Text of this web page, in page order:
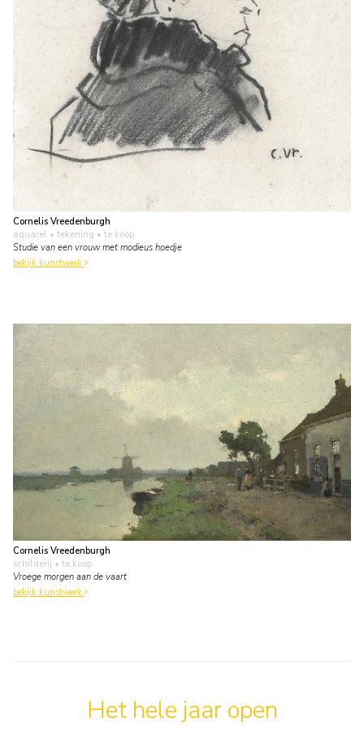
Cornelis Vreedenburgh
aquarel • tekening • te koop
Studie van een vrouw met modieus hoedje
bekijk kunstwerk
Cornelis Vreedenburgh
schilderij • te koop
Vroege morgen aan de vaart
bekijk kunstwerk
Het hele jaar open